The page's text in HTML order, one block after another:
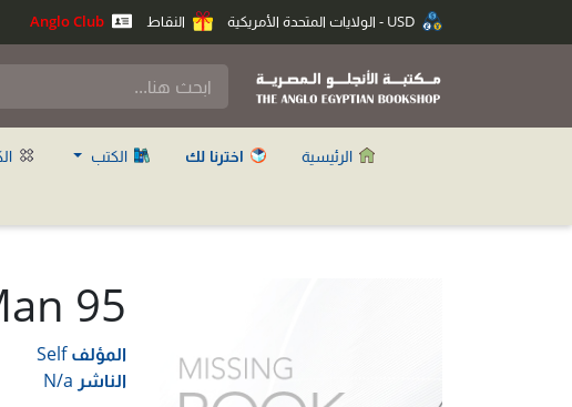
النقاط
الرئيسية اخترنا لك الكتب
95
المؤلف Self
الناشر N/a